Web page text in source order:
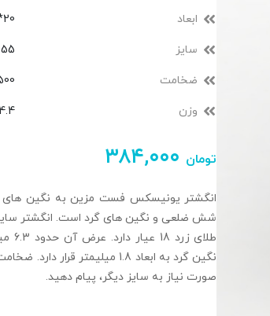
ابعاد 20*22*6 میلیمتر
سایز 55
ضخامت 500
وزن 4.4 گرم
۳۸۴,۰۰۰ تومان
انگشتر یونیسکس فست مزین به نگین های
صورت نیاز به سایز دیگر، پیام دهید.